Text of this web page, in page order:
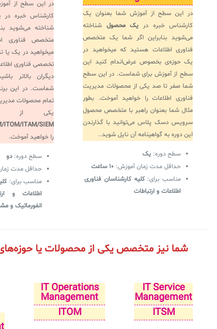
در این سطح از آموزش شما بعنوان یک
کارشناس خبره دریک محصول شناخته
می‌شوید بنابراین اگر شما یک متخصص
فناوری اطلاعات هستید که میخواهید در
یک حوزه‌ی بخصوص عرض‌اندام کنید این
سطح از آموزش برای شماست. در این سطح
شما صفر تا صد یکی از محصولات مدیریت
فناوری اطلاعات را خواهید آموخت. بطور
مثال شما بعنوان راهبر با متخصص محصول
سرویس دسک پلاس می‌توانید با گذارندن
این دوره به گواهینامه آن نایل شوید..
سطح دوره: یک
حداقل مدت زمان آموزش: ۱۰ ساعت
مناسب برای:کلیه کارشناسان فناوری
اطلاعات و ارتباطات
در این سطح از
کارشناس خبره
شناخته می‌شوید
متخصص فناوری
میخواهید در یک یا
تخصصی فناوری
دیگران بالاتر
شماست. در این
تمام محصولات
یکی از
ITOM/ITAM/SIEM
را خواهید آموخت.
سطح دوره:دو
حداقل مدت
مناسب برای:
اطلاعات و
انفورماتیک و
شما نیز متخصص یکی از محصولات یا
IT Service
Management
ITSM
IT Operations
Management
ITOM